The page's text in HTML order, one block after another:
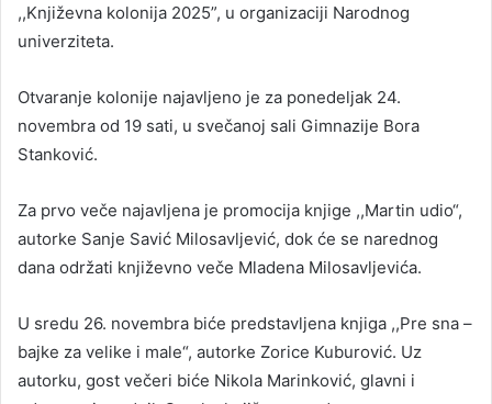
,,Književna kolonija 2025”, u organizaciji Narodnog
univerziteta.
Otvaranje kolonije najavljeno je za ponedeljak 24.
novembra od 19 sati, u svečanoj sali Gimnazije Bora
Stanković.
Za prvo veče najavljena je promocija knjige ,,Martin udio“,
autorke Sanje Savić Milosavljević, dok će se narednog
dana održati književno veče Mladena Milosavljevića.
U sredu 26. novembra biće predstavljena knjiga ,,Pre sna –
bajke za velike i male“, autorke Zorice Kuburović. Uz
autorku, gost večeri biće Nikola Marinković, glavni i